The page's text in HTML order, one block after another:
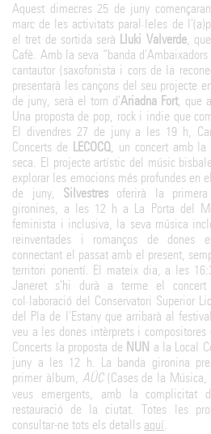
Aquest dimecres 25 de juny
marc de les activitats paral·leles de
el tret de sortida serà Lluki Valverde,
Cafè. Amb la seva “banda
cantautor (saxofonista i cors de la
presentarà les cançons del seu projecte
de juny, serà el torn d'Ariadna Fort, que
Una proposta de pop, rock i indie que
El divendres 27 de juny a les 19 h,
Concerts de LECOCQ, un concert amb la
seca. El projecte artístic del músic
explorar les emocions més profundes en
de juny, Silvestres oferirà la
gironines, a les 12 h a La Porta del
feminista i inclusiva, la seva música
reinventades i romanços de dones
connectant el passat amb el present,
territori ponentí. El mateix dia, a les
Janeret s'hi durà a terme el
col·laboració del Conservatori Superior
del Pla de l'Estany que arribarà al
veu a les dones intèrprets i
Concerts la proposta de NUN a la Local
juny a les 12 h. La banda gironina
primer àlbum, AÜC(Cases de la Música,
veus emergents, amb la complicitat
restauració de la ciutat. Totes les
consultar-ne tots els detalls aquí.